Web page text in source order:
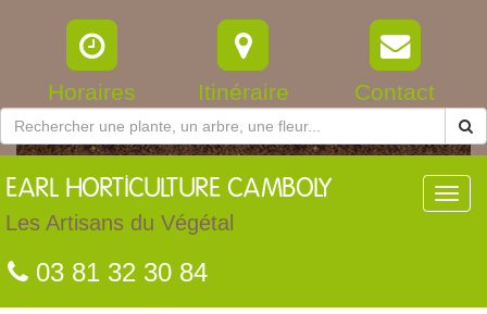
Horaires Itinéraire Contact
EARL HORTICULTURE CAMBOLY
Les Artisans du Végétal
03 81 32 30 84